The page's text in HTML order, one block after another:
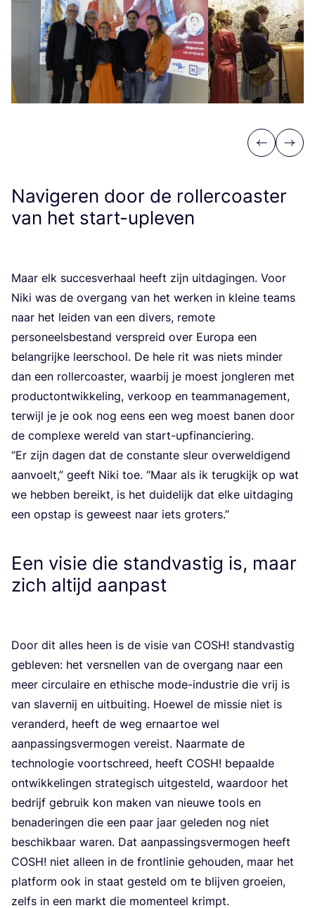
Previous
Next
Navigeren door de rollercoaster
van het start-upleven
Maar elk suc­ces­ver­haal heeft zijn uit­da­gin­gen. Voor
Niki was de over­gang van het wer­ken in klei­ne teams
naar het lei­den van een divers, remo­te
per­so­neels­be­stand ver­spreid over Euro­pa een
belang­rij­ke leer­school. De hele rit was niets min­der
dan een rol­ler­coas­ter, waar­bij je moest jong­le­ren met
pro­duct­ont­wik­ke­ling, ver­koop en team­ma­na­ge­ment,
ter­wijl je je ook nog eens een weg moest banen door
de com­plexe wereld van start-upfinanciering.
“Er zijn dagen dat de con­stan­te sleur over­wel­di­gend
aan­voelt,” geeft Niki toe. “Maar als ik terug­kijk op wat
we heb­ben bereikt, is het dui­de­lijk dat elke uit­da­ging
een opstap is geweest naar iets groters.”
Een visie die standvastig is, maar
zich altijd aanpast
Door dit alles heen is de visie van COSH! stand­vas­tig
geble­ven: het ver­snel­len van de over­gang naar een
meer cir­cu­lai­re en ethi­sche mode-indu­strie die vrij is
van sla­ver­nij en uit­bui­ting. Hoe­wel de mis­sie niet is
ver­an­derd, heeft de weg ernaar­toe wel
aan­pas­sings­ver­mo­gen ver­eist. Naar­ma­te de
tech­no­lo­gie voort­schreed, heeft COSH! bepaal­de
ont­wik­ke­lin­gen stra­te­gisch uit­ge­steld, waar­door het
bedrijf gebruik kon maken van nieu­we tools en
bena­de­rin­gen die een paar jaar gele­den nog niet
beschik­baar waren. Dat aan­pas­sings­ver­mo­gen heeft
COSH! niet alleen in de front­li­nie gehou­den, maar het
plat­form ook in staat gesteld om te blij­ven groei­en,
zelfs in een markt die momen­teel krimpt.